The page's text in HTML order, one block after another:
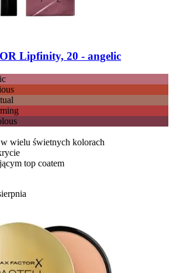
Lipfinity, 20 -​ angelic
wielu świetnych kolorach
top coatem